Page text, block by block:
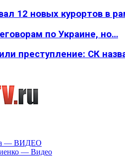
12 новых курортов в
по Украине, но…
преступление: СК
— ВИДЕО
— Видео